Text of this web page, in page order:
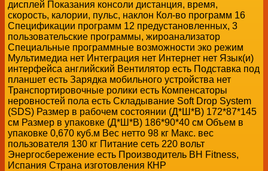
дисплей Показания консоли дистанция, время,
скорость, калории, пульс, наклон Кол-во программ 16
Спецификации программ 12 предустановленных, 3
пользовательские программы, жироанализатор
Специальные программные возможности эко режим
Мультимедиа нет Интеграция нет Интернет нет Язык(и)
интерфейса английский Вентилятор есть Подставка под
планшет есть Зарядка мобильного устройства нет
Транспортировочные ролики есть Компенсаторы
неровностей пола есть Складывание Soft Drop System
(SDS) Размер в рабочем состоянии (Д*Ш*В) 172*87*145
см Размер в упаковке (Д*Ш*В) 186*90*40 см Объем в
упаковке 0,670 куб.м Вес нетто 98 кг Макс. вес
пользователя 130 кг Питание сеть 220 вольт
Энергосбережение есть Производитель BH Fitness,
Испания Страна изготовления КНР